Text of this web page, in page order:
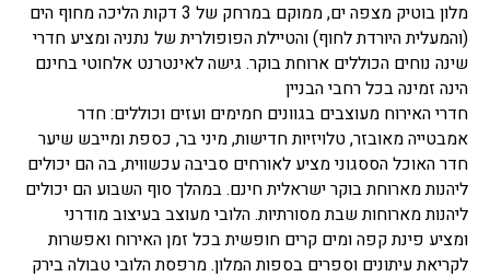
מלון בוטיק מצפה ים, ממוקם במרחק של 3 דקות הליכה מחוף הים
(והמעלית היורדת לחוף) והטיילת הפופולרית של נתניה ומציע חדרי
שינה נוחים הכוללים ארוחת בוקר. גישה לאינטרנט אלחוטי בחינם
הינה זמינה בכל רחבי הבניין
חדרי האירוח מעוצבים בגוונים חמימים ועזים וכוללים: חדר
אמבטייה מאובזר, טלויזיות חדישות, מיני בר, כספת ומייבש שיער
חדר האוכל הססגוני מציע לאורחים סביבה עכשווית, בה הם יכולים
ליהנות מארוחת בוקר ישראלית חינם. במהלך סוף השבוע הם יכולים
ליהנות מארוחות שבת מסורתיות. הלובי מעוצב בעיצוב מודרני
ומציע פינת קפה ומים קרים חופשית בכל זמן האירוח ואפשרות
לקריאת עיתונים וספרים בספות המלון. מרפסת הלובי טבולה בירק